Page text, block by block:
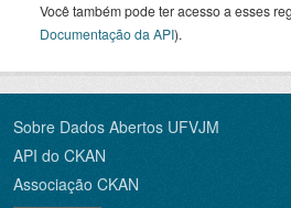
Você também pode ter acesso a esses
Documentação da API).
Sobre Dados Abertos UFVJM
API do CKAN
Associação CKAN